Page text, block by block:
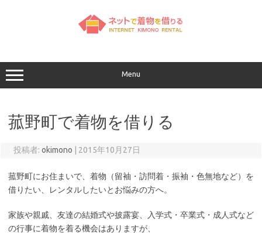
キ
ッ
プ
Menu
菰野町で着物を借りる
投稿者: okimono 2015年10月27日
菰野町にお住まいで、着物（留袖・訪問着・振袖・色無地など）を
借りたい、レンタルしたいとお悩みの方へ。
家族や親戚、友達の結婚式や披露宴、入学式・卒業式・成人式など
の行事に着物を着る機会はありますが、